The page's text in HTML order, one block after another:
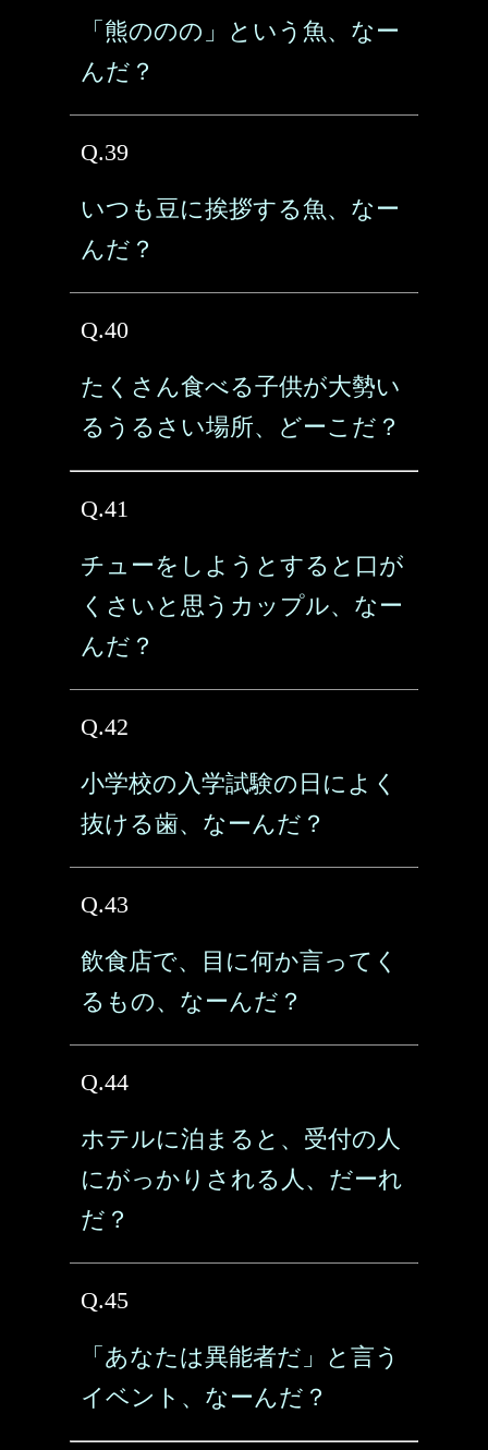
「熊ののの」という魚、なー
んだ？
Q.39
いつも豆に挨拶する魚、なー
んだ？
Q.40
たくさん食べる子供が大勢い
るうるさい場所、どーこだ？
Q.41
チューをしようとすると口が
くさいと思うカップル、なー
んだ？
Q.42
小学校の入学試験の日によく
抜ける歯、なーんだ？
Q.43
飲食店で、目に何か言ってく
るもの、なーんだ？
Q.44
ホテルに泊まると、受付の人
にがっかりされる人、だーれ
だ？
Q.45
「あなたは異能者だ」と言う
イベント、なーんだ？